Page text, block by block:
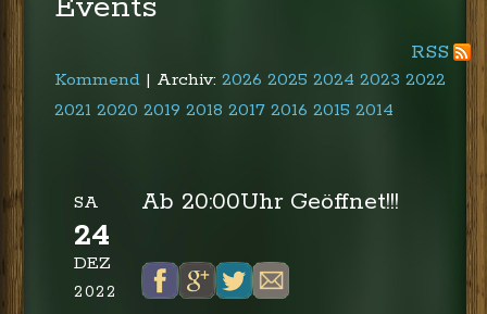
RSS
Kommend | Archiv: 2026 2025 2024 2023 2022
2021 2020 2019 2018 2017 2016 2015 2014
SA
24
DEZ
2022
Ab 20:00Uhr Geöffnet!!!